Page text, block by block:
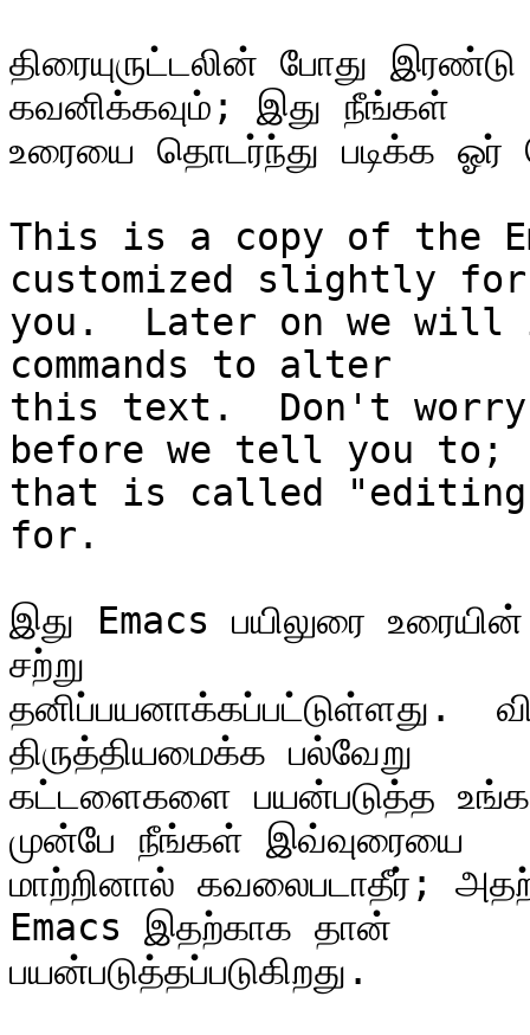
திரையுருட்டலின் போது
கவனிக்கவும்; இது நீங்கள்
உரையை தொடர்ந்து படிக்க ஓர்
This is a copy of the
customized slightly for
you.  Later on we
commands to alter
this text.  Don't
before we tell you to;
that is called
for.
இது Emacs பயிலுரை
சற்று
தனிப்பயனாக்கப்பட்டுள்ளது.
திருத்தியமைக்க பல்வேறு
கட்டளைகளை பயன்படுத்த
முன்பே நீங்கள் இவ்வுரையை
மாற்றினால் கவலைபடாதீர்;
Emacs இதற்காக தான்
பயன்படுத்தப்படுகிறது.